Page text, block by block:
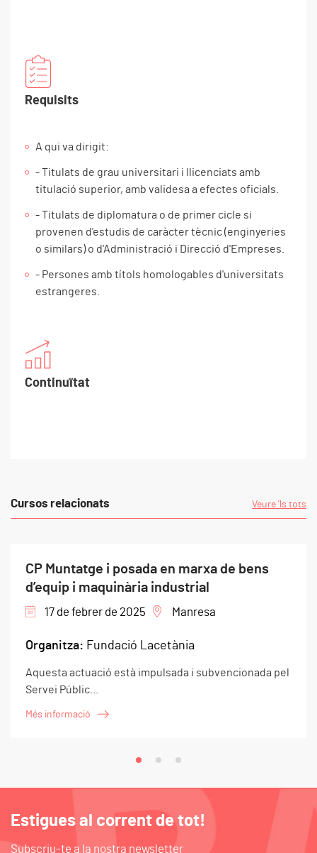
Requisits
A qui va dirigit:
- Titulats de grau universitari i llicenciats amb
titulació superior, amb validesa a efectes oficials.
- Titulats de diplomatura o de primer cicle si
provenen d'estudis de caràcter tècnic (enginyeries
o similars) o d'Administració i Direcció d'Empreses.
- Persones amb títols homologables d'universitats
estrangeres.
Continuïtat
Cursos relacionats Veure 'ls tots
Màster MU en Disseny i Gestió
d'Instal•lacions Industrials
07 de setembre de 2026 Manresa
Organitza: UPC - Manresa EPSEM
Presentació i objectius El màster universitari en
Disseny i...
Més informació
Estigues al corrent de tot!
Subscriu-te a la nostra newsletter